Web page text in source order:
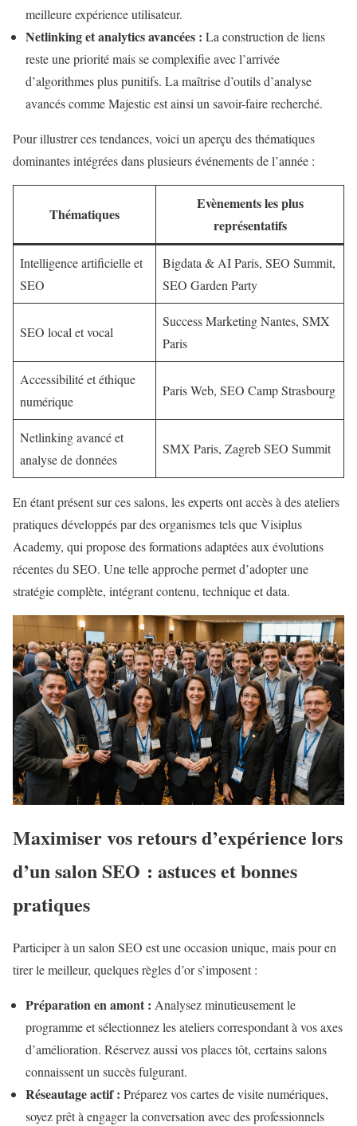
meilleure expérience utilisateur.
Netlinking et analytics avancées : La construction de liens
reste une priorité mais se complexifie avec l’arrivée
d’algorithmes plus punitifs. La maîtrise d’outils d’analyse
avancés comme Majestic est ainsi un savoir-faire recherché.
Pour illustrer ces tendances, voici un aperçu des thématiques
dominantes intégrées dans plusieurs événements de l’année :
Thématiques
Evènements les plus
représentatifs
Intelligence artificielle et
SEO
Bigdata & AI Paris, SEO Summit,
SEO Garden Party
SEO local et vocal
Success Marketing Nantes, SMX
Paris
Accessibilité et éthique
numérique
Paris Web, SEO Camp Strasbourg
Netlinking avancé et
analyse de données
SMX Paris, Zagreb SEO Summit
En étant présent sur ces salons, les experts ont accès à des ateliers
pratiques développés par des organismes tels que Visiplus
Academy, qui propose des formations adaptées aux évolutions
récentes du SEO. Une telle approche permet d’adopter une
stratégie complète, intégrant contenu, technique et data.
Maximiser vos retours d’expérience lors
d’un salon SEO : astuces et bonnes
pratiques
Participer à un salon SEO est une occasion unique, mais pour en
tirer le meilleur, quelques règles d’or s’imposent :
Préparation en amont : Analysez minutieusement le
programme et sélectionnez les ateliers correspondant à vos axes
d’amélioration. Réservez aussi vos places tôt, certains salons
connaissent un succès fulgurant.
Réseautage actif : Préparez vos cartes de visite numériques,
soyez prêt à engager la conversation avec des professionnels